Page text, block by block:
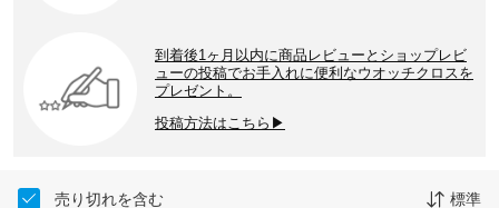
到着後1ヶ月以内に商品レビューとショップレビ
ューの投稿でお手入れに便利なウオッチクロスを
プレゼント。
投稿方法はこちら▶
売り切れを含む 標準